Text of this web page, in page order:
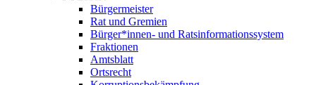
Bürgermeister
Rat und Gremien
Bürger*innen- und Ratsinformationssystem
Fraktionen
Amtsblatt
Ortsrecht